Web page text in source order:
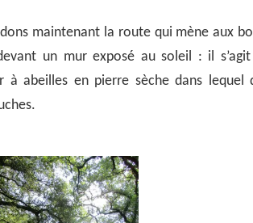
maintenant la route qui mène aux
un mur exposé au soleil : il s’agit
à abeilles en pierre sèche dans lequel